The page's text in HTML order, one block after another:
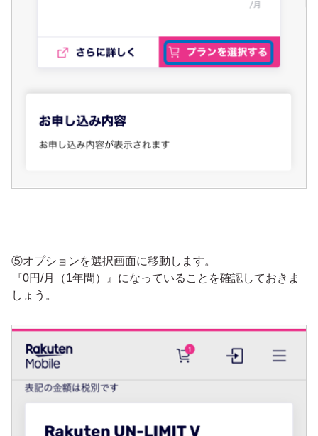
⑤オプションを選択画面に移動します。
『0円/月（1年間）』になっていることを確認しておきま
しょう。